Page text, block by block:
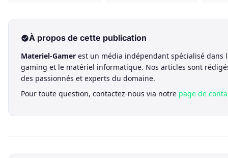
À propos de cette publication
Materiel-Gamer est un média indépendant spécialisé dans
gaming et le matériel informatique. Nos articles sont
des passionnés et experts du domaine.
Pour toute question, contactez-nous via notre page de